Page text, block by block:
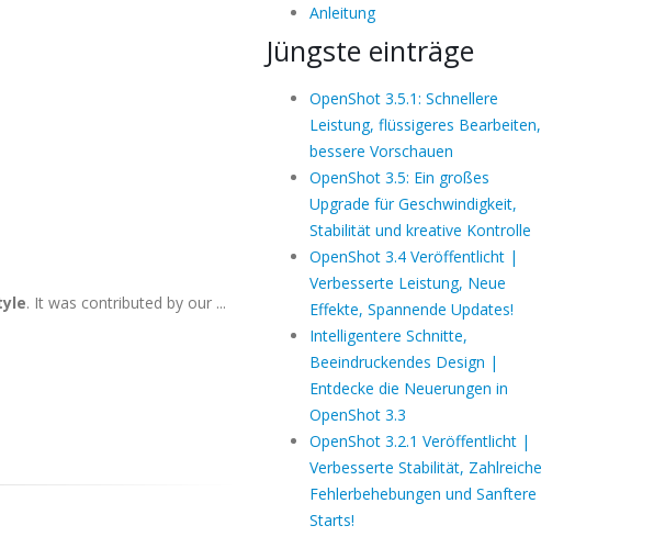
. It was contributed by our ...
Anleitung
Jüngste einträge
OpenShot 3.5.1: Schnellere
Leistung, flüssigeres Bearbeiten,
bessere Vorschauen
OpenShot 3.5: Ein großes
Upgrade für Geschwindigkeit,
Stabilität und kreative Kontrolle
OpenShot 3.4 Veröffentlicht |
Verbesserte Leistung, Neue
Effekte, Spannende Updates!
Intelligentere Schnitte,
Beeindruckendes Design |
Entdecke die Neuerungen in
OpenShot 3.3
OpenShot 3.2.1 Veröffentlicht |
Verbesserte Stabilität, Zahlreiche
Fehlerbehebungen und Sanftere
Starts!